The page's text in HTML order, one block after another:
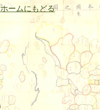
ームにもどる